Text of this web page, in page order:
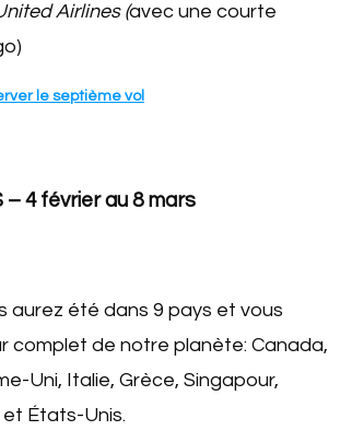
Airlines (avec une courte
le septième vol
– 4 février au 8 mars
aurez été dans 9 pays et vous
complet de notre planète: Canada,
Uni, Italie, Grèce, Singapour,
et États-Unis.